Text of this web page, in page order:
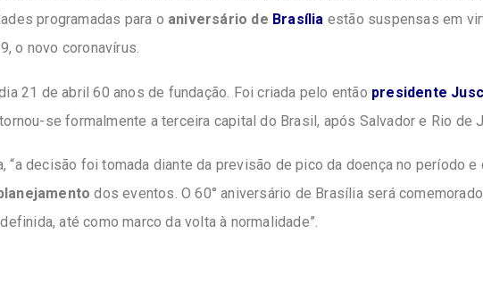
programadas para o aniversário de Brasília estão suspensas em
o novo coronavírus.
21 de abril 60 anos de fundação. Foi criada pelo então presidente
tornou-se formalmente a terceira capital do Brasil, após Salvador e Rio de
“a decisão foi tomada diante da previsão de pico da doença no período e
dos eventos. O 60° aniversário de Brasília será
até como marco da volta à normalidade”.